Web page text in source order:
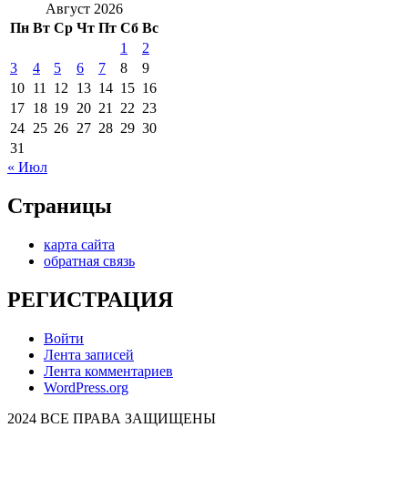
Август 2026
Пн Вт Ср Чт Пт Сб Вс
1
2
3
4 5 6 7 8
9
10 11 12 13 14 15 16
17 18 19 20 21 22 23
24 25 26 27 28 29 30
31
« Июл
Страницы
карта сайта
обратная связь
РЕГИСТРАЦИЯ
Войти
Лента записей
Лента комментариев
WordPress.org
2024 ВСЕ ПРАВА ЗАЩИЩЕНЫ